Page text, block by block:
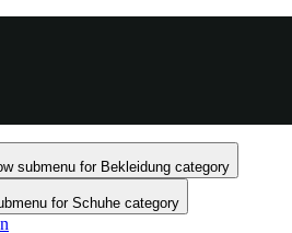
submenu for Bekleidung category
for Schuhe category